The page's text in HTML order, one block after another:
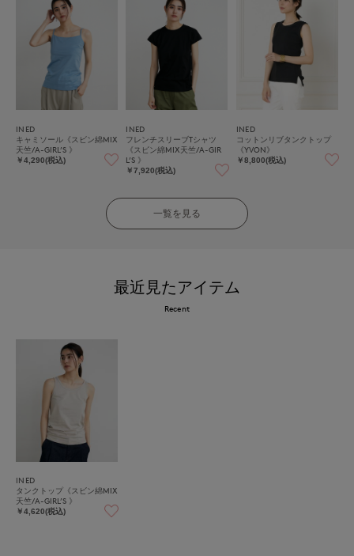
INED
キャミソール《スビン綿MIX
天竺/A-GIRL’S 》
￥4,290(税込)
INED
フレンチスリーブTシャツ
《スビン綿MIX天竺/A-GIR
L’S 》
￥7,920(税込)
INED
コットンリブタンクトップ
《YVON》
￥8,800(税込)
一覧を見る
最近見たアイテム
Recent
INED
タンクトップ《スビン綿MIX
天竺/A-GIRL’S 》
￥4,620(税込)